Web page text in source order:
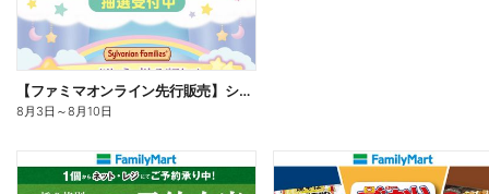
【ファミマオンライン先行販売】シルバニアファミリー
8月3日 ～8月10日